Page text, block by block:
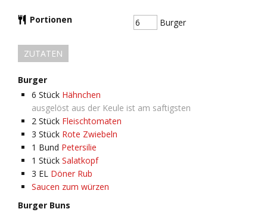
Portionen Burger
ZUTATEN
Burger
6 Stück Hähnchen
ausgelöst aus der Keule ist am saftigsten
2 Stück Fleischtomaten
3 Stück Rote Zwiebeln
1 Bund Petersilie
1 Stück Salatkopf
3 EL Döner Rub
Saucen zum würzen
Burger Buns